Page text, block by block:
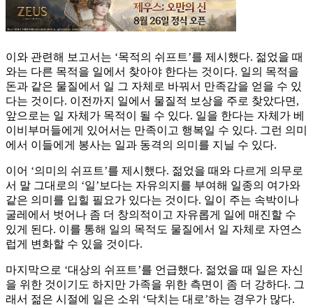
이와 관련해 보고서는 ‘목적의 쉬프트’를 제시했다. 젊었을 때
와는 다른 목적을 일에서 찾아야 한다는 것이다. 일의 목적을
돈과 같은 물질에서 일 그 자체로 바꿔서 만족감을 얻을 수 있
다는 것이다. 이전까지 일에서 물질적 보상을 주로 찾았다면,
앞으로는 일 자체가 목적이 될 수 있다. 일을 한다는 자체가 베
이비부머들에게 있어서는 만족이고 행복일 수 있다. 그런 의미
에서 이들에게 봉사는 일과 동격의 의미를 지닐 수 있다.
이어 ‘의미의 쉬프트’를 제시했다. 젊었을 때와 다르게 의무로
서 말 그대로의 ‘일’보다는 자유의지를 부여해 일종의 여가와
같은 의미를 입힐 필요가 있다는 것이다. 일이 주는 속박이나
굴레에서 벗어나 좀 더 창의적이고 자유롭게 일에 매진할 수
있게 된다. 이를 통해 일의 목적도 물질에서 일 자체로 자연스
럽게 변화할 수 있을 것이다.
마지막으로 ‘대상의 쉬프트’를 언급했다. 젊었을 때 일은 자신
을 위한 것이기도 하지만 가족을 위한 측면이 좀 더 강하다. 그
래서 젊은 시절에 일은 소위 ‘닥치는 대로’하는 경우가 많다.